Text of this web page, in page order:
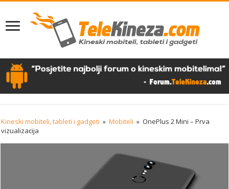
Kineski mobiteli, tableti i gadgeti » Mobiteli » OnePlus 2 Mini – Prva
vizualizacija